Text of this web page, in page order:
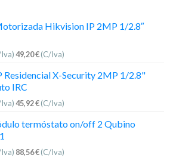
Hikvision IP 2MP 1/2.8″
Iva)49,20€(C/Iva)
Residencial X-Security 2MP 1/2.8"
IRC
Iva)45,92€(C/Iva)
termóstato on/off 2 Qubino
Iva) 88,56€(C/Iva)